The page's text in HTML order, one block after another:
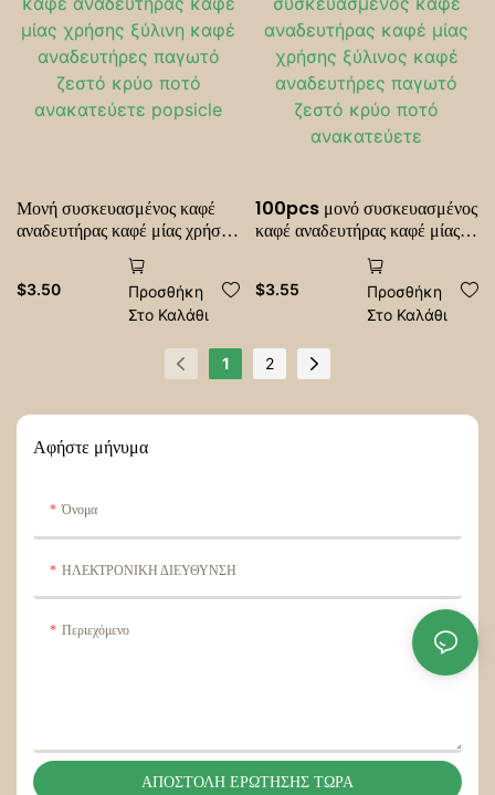
Μονή συσκευασμένος καφέ
αναδευτήρας καφέ μίας χρήσης
ξύλινη καφέ αναδευτήρες
παγωτό ζεστό κρύο ποτό
ανακατεύετε popsicle
$3.50
Προσθήκη
Στο Καλάθι
100pcs μονό συσκευασμένος
καφέ αναδευτήρας καφέ μίας
χρήσης ξύλινος καφέ
αναδευτήρες παγωτό ζεστό
κρύο ποτό ανακατεύετε
$3.55
Προσθήκη
Στο Καλάθι
1 2
Αφήστε μήνυμα
Όνομα
ΗΛΕΚΤΡΟΝΙΚΗ ΔΙΕΥΘΥΝΣΗ
Περιεχόμενο
ΑΠΟΣΤΟΛΉ ΕΡΏΤΗΣΗΣ ΤΏΡΑ